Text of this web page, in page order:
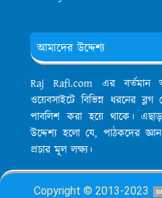
আমাদের উদ্দেশ্য
Raj Rafi.com এর বর্তমান
ওয়েবসাইটে বিভিন্ন ধরনের
পাবলিশ করা হয়ে থাকে।
উদ্দেশ্য হলো যে, পাঠকদের
প্রচার মূল লক্ষ্য।
Copyright © 2013-2023